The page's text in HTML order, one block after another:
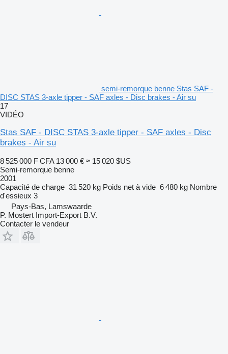
semi-remorque benne Stas SAF -
DISC STAS 3-axle tipper - SAF axles - Disc brakes - Air su
17
VIDÉO
Stas SAF - DISC STAS 3-axle tipper - SAF axles - Disc
brakes - Air su
8 525 000 F CFA 13 000 € ≈ 15 020 $US
Semi-remorque benne
2001
Capacité de charge 31 520 kg Poids net à vide 6 480 kg Nombre
d'essieux 3
Pays-Bas, Lamswaarde
P. Mostert Import-Export B.V.
Contacter le vendeur